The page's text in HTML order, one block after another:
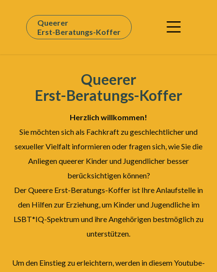
Queerer
Erst-Beratungs-Koffer
Queerer
Erst-Beratungs-Koffer
Herzlich willkommen!
Sie möchten sich als Fachkraft zu geschlechtlicher und
sexueller Vielfalt informieren oder fragen sich, wie Sie die
Anliegen queerer Kinder und Jugendlicher besser
berücksichtigen können?
Der Queere Erst-Beratungs-Koffer ist Ihre Anlaufstelle in
den Hilfen zur Erziehung, um Kinder und Jugendliche im
LSBT*IQ-Spektrum und ihre Angehörigen bestmöglich zu
unterstützen.
Um den Einstieg zu erleichtern, werden in diesem Youtube-